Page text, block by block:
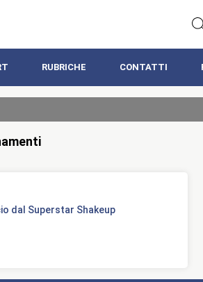
RUBRICHE CONTATTI
dal Superstar Shakeup